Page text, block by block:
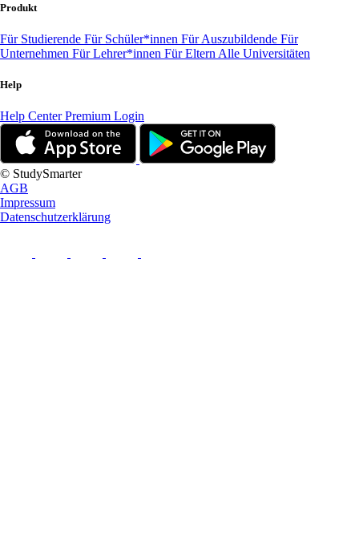
Produkt
Für Studierende Für Schüler*innen Für Auszubildende Für
Unternehmen Für Lehrer*innen Für Eltern Alle Universitäten
Help
Help CenterPremium Login
© StudySmarter
AGB
Impressum
Datenschutzerklärung